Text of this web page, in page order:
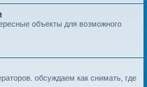
объекты для возможного
обсуждаем как снимать, где